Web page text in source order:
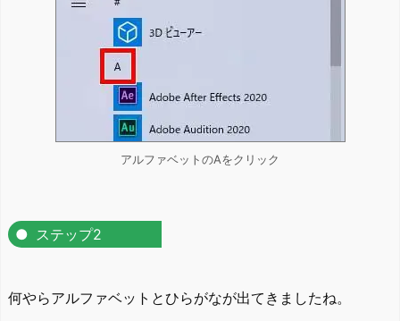
アルファベットのAをクリック
ステップ2
何やらアルファベットとひらがなが出てきましたね。